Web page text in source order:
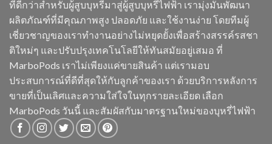
ที่ดีกว่าสำหรับผู้สูบบุหรี่มาสู่ผู้สูบบุหรี่ไฟฟ้า เรามุ่งมั่นพัฒนา
ผลิตภัณฑ์ที่มีคุณภาพสูง ปลอดภัย และใช้งานง่าย โดยทีมผู้
เชี่ยวชาญของเราทำงานอย่างไม่หยุดยั้งเพื่อสร้างสรรค์รสชา
ติใหม่ๆ และปรับปรุงเทคโนโลยีให้ทันสมัยอยู่เสมอ ที่
MarboPods เราไม่เพียงแค่ขายสินค้า แต่เรามอบ
ประสบการณ์ที่ดีที่สุดให้กับลูกค้าของเรา ด้วยบริการหลังการ
ขายที่เป็นเลิศและความใส่ใจในทุกรายละเอียด เลือก
MarboPods วันนี้ และสัมผัสกับมาตรฐานใหม่ของบุหรี่ไฟฟ้า